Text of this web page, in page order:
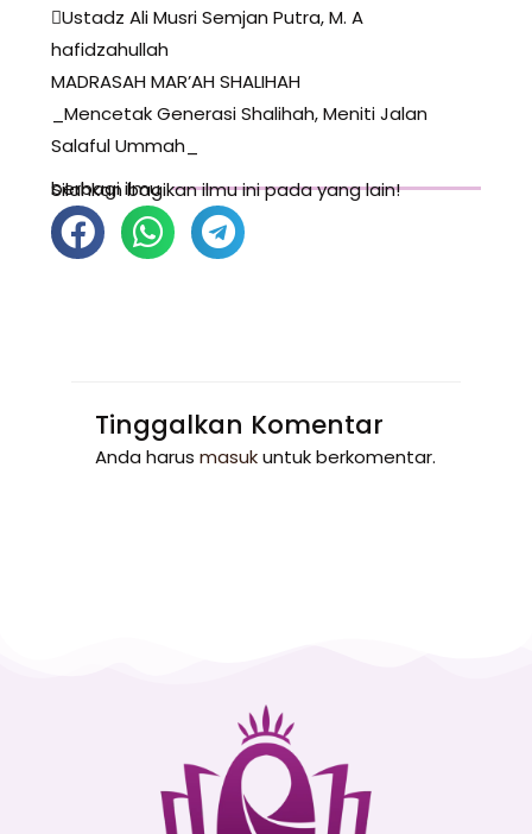
️Ustadz Ali Musri Semjan Putra, M. A
hafidzahullah
MADRASAH MAR’AH SHALIHAH
_Mencetak Generasi Shalihah, Meniti Jalan
Salaful Ummah_
berbagi ilmu
Silahkan bagikan ilmu ini pada yang lain!
Tinggalkan Komentar
Anda harus masukuntuk berkomentar.